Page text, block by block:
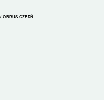
/ OBRUS CZERŃ